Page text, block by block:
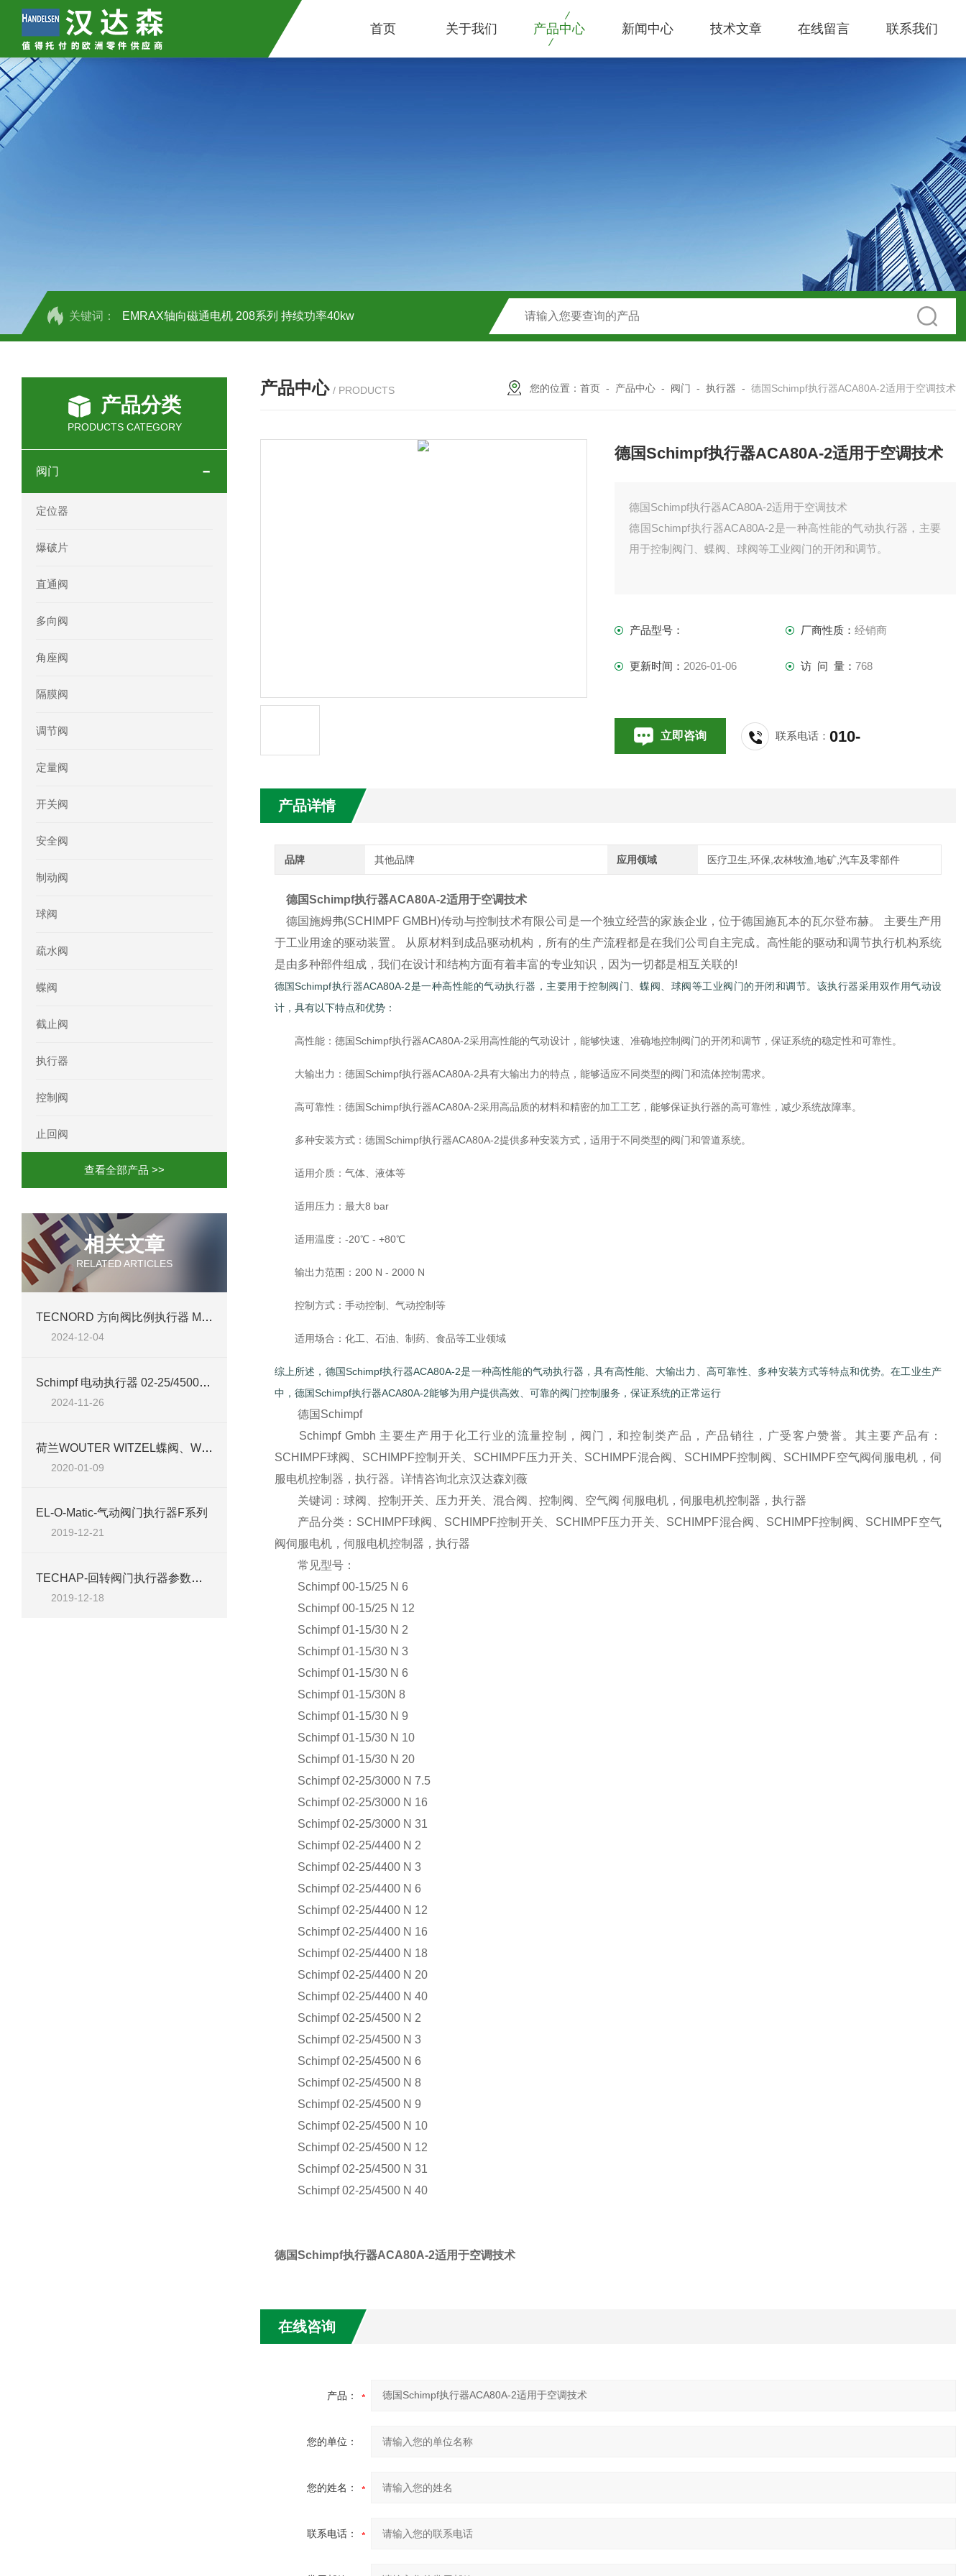
首页 关于我们 产品中心 新闻中心 技术文章 在线留言 联系我们
关键词： EMRAX轴向磁通电机 208系列 持续功率40kw
OEMER三相同步电机MTES 132SB/2参数及应用
OEMER三相同步电机MTES 160MA/2参数及应用
OEMER电机QLS 180M环保农业领域应用
AC-MOTOREN电机FCPA 71B-2参数介绍
产品分类
PRODUCTS CATEGORY
阀门
定位器
爆破片
直通阀
多向阀
角座阀
隔膜阀
调节阀
定量阀
开关阀
安全阀
制动阀
球阀
疏水阀
蝶阀
截止阀
执行器
控制阀
止回阀
查看全部产品 >>
相关文章
RELATED ARTICLES
TECNORD 方向阀比例执行器 MLT-FD5介绍
2024-12-04
Schimpf 电动执行器 02-25/4500介绍
2024-11-26
荷兰WOUTER WITZEL蝶阀、WOUTER WITZEL执行器
2020-01-09
EL-O-Matic-气动阀门执行器F系列
2019-12-21
TECHAP-回转阀门执行器参数简介
2019-12-18
产品中心 / PRODUCTS 您的位置： 首页 - 产品中心 - 阀门 - 执行器 - 德国Schimpf执行器ACA80A-2适用于空调技术
德国Schimpf执行器ACA80A-2适用于空调技术
德国Schimpf执行器ACA80A-2适用于空调技术
德国Schimpf执行器ACA80A-2是一种高性能的气动执行器，主要
用于控制阀门、蝶阀、球阀等工业阀门的开闭和调节。
产品型号： 厂商性质： 经销商
更新时间： 2026-01-06 访 问 量： 768
立即咨询 联系电话：010-
产品详情
品牌 其他品牌 应用领域 医疗卫生,环保,农林牧渔,地矿,汽车及零部件
德国Schimpf执行器ACA80A-2适用于空调技术
德国施姆弗(SCHIMPF GMBH)传动与控制技术有限公司是一个独立经营的家族企业，位于德国施瓦本的瓦尔登布赫。 主要生产用
于工业用途的驱动装置。 从原材料到成品驱动机构，所有的生产流程都是在我们公司自主完成。高性能的驱动和调节执行机构系统
是由多种部件组成，我们在设计和结构方面有着丰富的专业知识，因为一切都是相互关联的!
德国Schimpf执行器ACA80A-2是一种高性能的气动执行器，主要用于控制阀门、蝶阀、球阀等工业阀门的开闭和调节。该执行器采用双作用气动设
计，具有以下特点和优势：
高性能：德国Schimpf执行器ACA80A-2采用高性能的气动设计，能够快速、准确地控制阀门的开闭和调节，保证系统的稳定性和可靠性。
大输出力：德国Schimpf执行器ACA80A-2具有大输出力的特点，能够适应不同类型的阀门和流体控制需求。
高可靠性：德国Schimpf执行器ACA80A-2采用高品质的材料和精密的加工工艺，能够保证执行器的高可靠性，减少系统故障率。
多种安装方式：德国Schimpf执行器ACA80A-2提供多种安装方式，适用于不同类型的阀门和管道系统。
适用介质：气体、液体等
适用压力：最大8 bar
适用温度：-20℃ - +80℃
输出力范围：200 N - 2000 N
控制方式：手动控制、气动控制等
适用场合：化工、石油、制药、食品等工业领域
综上所述，德国Schimpf执行器ACA80A-2是一种高性能的气动执行器，具有高性能、大输出力、高可靠性、多种安装方式等特点和优势。在工业生产
中，德国Schimpf执行器ACA80A-2能够为用户提供高效、可靠的阀门控制服务，保证系统的正常运行
德国Schimpf
Schimpf Gmbh 主要生产用于化工行业的流量控制，阀门，和控制类产品，产品销往，广受客户赞誉。其主要产品有：
SCHIMPF球阀、SCHIMPF控制开关、SCHIMPF压力开关、SCHIMPF混合阀、SCHIMPF控制阀、SCHIMPF空气阀伺服电机，伺
服电机控制器，执行器。详情咨询北京汉达森刘薇
关键词：球阀、控制开关、压力开关、混合阀、控制阀、空气阀 伺服电机，伺服电机控制器，执行器
产品分类：SCHIMPF球阀、SCHIMPF控制开关、SCHIMPF压力开关、SCHIMPF混合阀、SCHIMPF控制阀、SCHIMPF空气
阀伺服电机，伺服电机控制器，执行器
常见型号：
Schimpf 00-15/25 N 6
Schimpf 00-15/25 N 12
Schimpf 01-15/30 N 2
Schimpf 01-15/30 N 3
Schimpf 01-15/30 N 6
Schimpf 01-15/30N 8
Schimpf 01-15/30 N 9
Schimpf 01-15/30 N 10
Schimpf 01-15/30 N 20
Schimpf 02-25/3000 N 7.5
Schimpf 02-25/3000 N 16
Schimpf 02-25/3000 N 31
Schimpf 02-25/4400 N 2
Schimpf 02-25/4400 N 3
Schimpf 02-25/4400 N 6
Schimpf 02-25/4400 N 12
Schimpf 02-25/4400 N 16
Schimpf 02-25/4400 N 18
Schimpf 02-25/4400 N 20
Schimpf 02-25/4400 N 40
Schimpf 02-25/4500 N 2
Schimpf 02-25/4500 N 3
Schimpf 02-25/4500 N 6
Schimpf 02-25/4500 N 8
Schimpf 02-25/4500 N 9
Schimpf 02-25/4500 N 10
Schimpf 02-25/4500 N 12
Schimpf 02-25/4500 N 31
Schimpf 02-25/4500 N 40
德国Schimpf执行器ACA80A-2适用于空调技术
在线咨询
产品：
您的单位：
您的姓名：
联系电话：